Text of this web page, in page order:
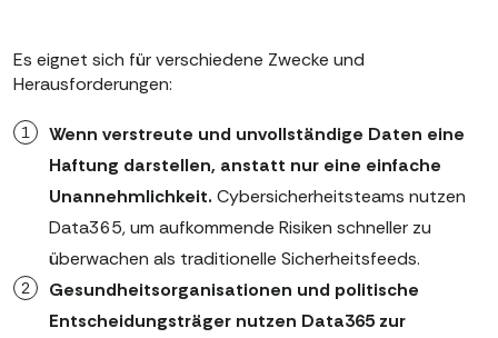
Es eignet sich für verschiedene Zwecke und
Herausforderungen:
Wenn verstreute und unvollständige Daten eine
Haftung darstellen, anstatt nur eine einfache
Unannehmlichkeit. Cybersicherheitsteams nutzen
Data365, um aufkommende Risiken schneller zu
überwachen als traditionelle Sicherheitsfeeds.
Gesundheitsorganisationen und politische
Entscheidungsträger nutzen Data365 zur